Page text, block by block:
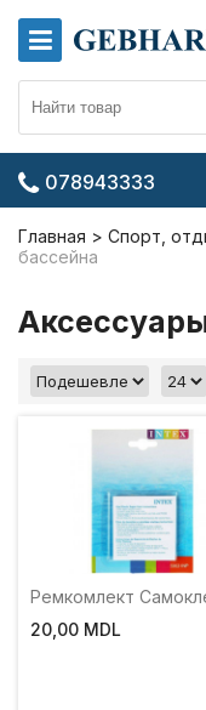
078943333
Главная Спорт,
бассейна
Ремкомлект
20,00 MDL